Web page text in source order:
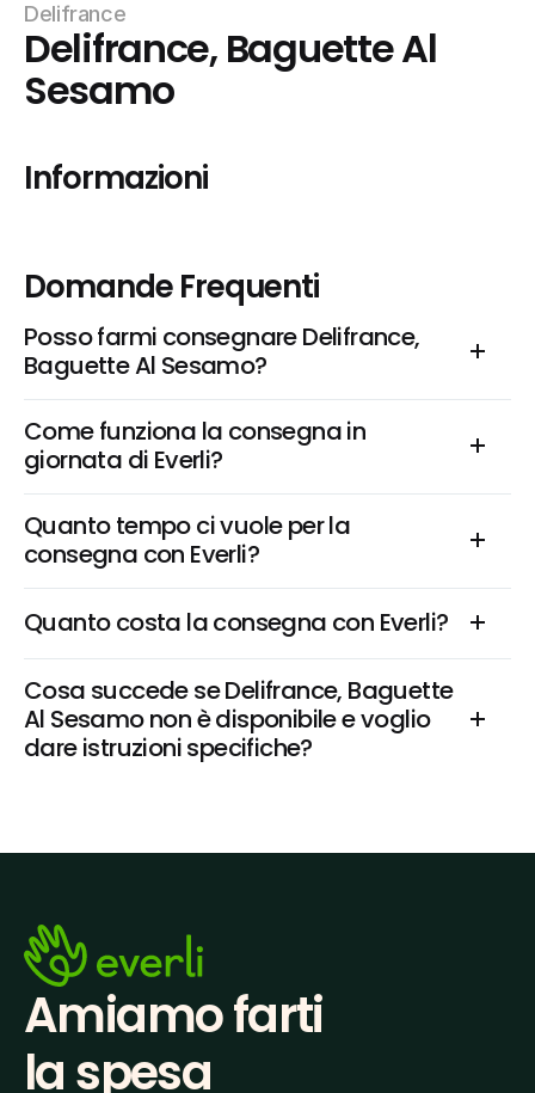
Delifrance
Delifrance, Baguette Al
Sesamo
Informazioni
Domande Frequenti
Posso farmi consegnare Delifrance,
Baguette Al Sesamo?
Come funziona la consegna in
giornata di Everli?
Quanto tempo ci vuole per la
consegna con Everli?
Quanto costa la consegna con Everli?
Cosa succede se Delifrance, Baguette
Al Sesamo non è disponibile e voglio
dare istruzioni specifiche?
Amiamo farti
la spesa